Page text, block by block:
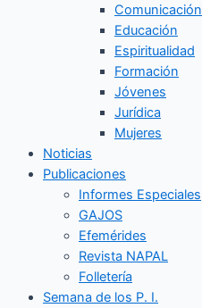
Comunicación
Educación
Espiritualidad
Formación
Jóvenes
Jurídica
Mujeres
Noticias
Publicaciones
Informes Especiales
GAJOS
Efemérides
Revista NAPAL
Folletería
Semana de los P. I.